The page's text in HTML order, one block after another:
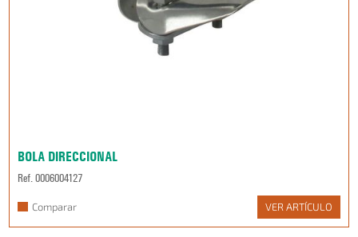
BOLA DIRECCIONAL
Ref. 0006004127
Comparar VER ARTÍCULO